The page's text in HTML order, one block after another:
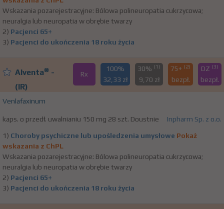
Wskazania pozarejestracyjne: Bólowa polineuropatia cukrzycowa;
neuralgia lub neuropatia w obrębie twarzy
2) Pacjenci 65+
3) Pacjenci do ukończenia 18 roku życia
Alventa® -
(IR)
Rx
100%
32,33 zł
30% (1)
9,70 zł
75+ (2)
bezpł.
DZ (3)
bezpł.
Venlafaxinum
kaps. o przedł. uwalnianiu 150 mg 28 szt. Doustnie Inpharm Sp. z o.o.
1) Choroby psychiczne lub upośledzenia umysłowe Pokaż
wskazania z ChPL
Wskazania pozarejestracyjne: Bólowa polineuropatia cukrzycowa;
neuralgia lub neuropatia w obrębie twarzy
2) Pacjenci 65+
3) Pacjenci do ukończenia 18 roku życia